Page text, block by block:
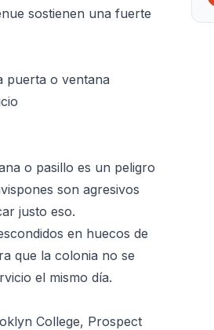
sostienen una fuerte
puerta o ventana
o pasillo es un peligro
son agresivos
justo eso.
en huecos de
que la colonia no se
el mismo día.
College, Prospect